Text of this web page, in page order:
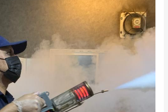
بالرياض
رش
الناموس